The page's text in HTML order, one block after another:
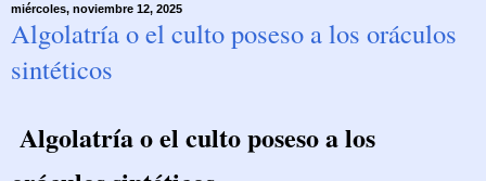
miércoles, noviembre 12, 2025
Algolatría o el culto poseso a los oráculos
sintéticos
Algolatría o el culto poseso a los